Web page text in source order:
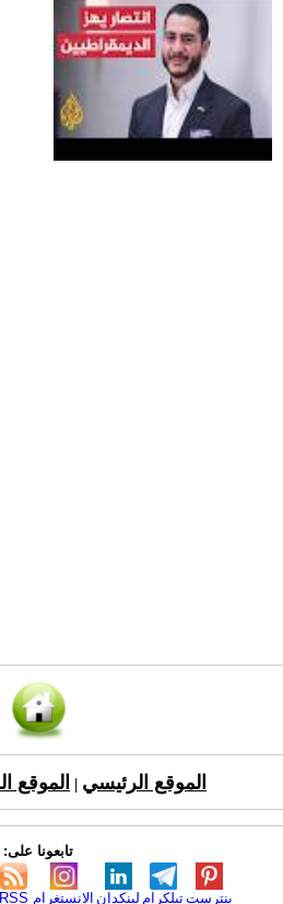
الموقع الرئيسي الموقع
تابعونا على:
RSS الانستغرام لينكدإن تيلكرامبنترست